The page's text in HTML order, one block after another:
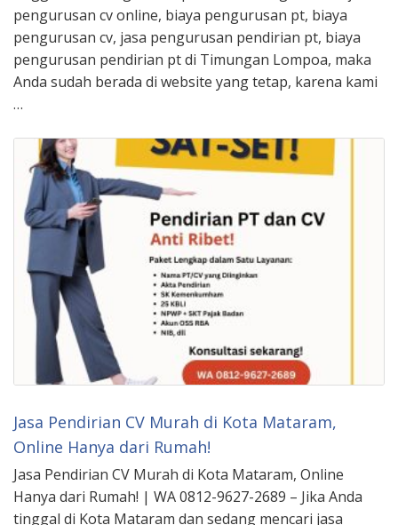
pengurusan cv online, biaya pengurusan pt, biaya
pengurusan cv, jasa pengurusan pendirian pt, biaya
pengurusan pendirian pt di Timungan Lompoa, maka
Anda sudah berada di website yang tetap, karena kami
…
Jasa Pendirian CV Murah di Kota Mataram,
Online Hanya dari Rumah!
Jasa Pendirian CV Murah di Kota Mataram, Online
Hanya dari Rumah! | WA 0812-9627-2689 – Jika Anda
tinggal di Kota Mataram dan sedang mencari jasa